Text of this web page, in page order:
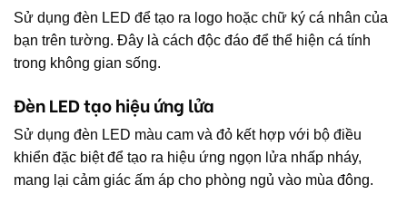
Sử dụng đèn LED để tạo ra logo hoặc chữ ký cá nhân của
bạn trên tường. Đây là cách độc đáo để thể hiện cá tính
trong không gian sống.
Đèn LED tạo hiệu ứng lửa
Sử dụng đèn LED màu cam và đỏ kết hợp với bộ điều
khiển đặc biệt để tạo ra hiệu ứng ngọn lửa nhấp nháy,
mang lại cảm giác ấm áp cho phòng ngủ vào mùa đông.